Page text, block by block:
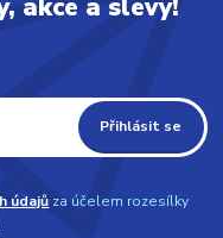
akce a slevy!
Přihlásit se
údajů za účelem rozesílky